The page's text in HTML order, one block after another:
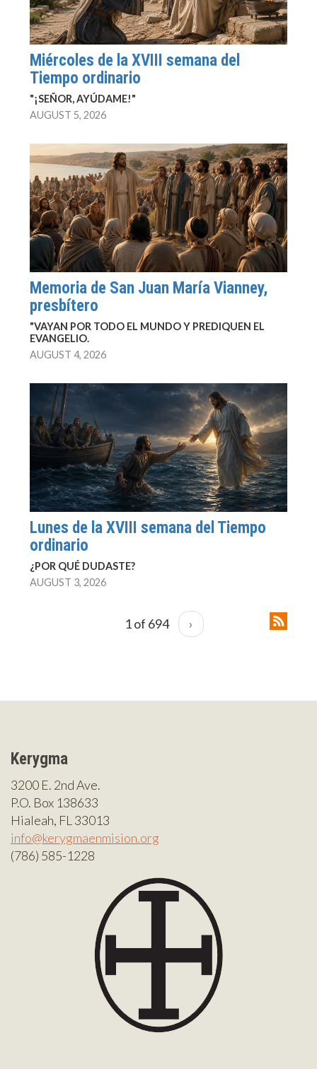
Miércoles de la XVIII semana del
Tiempo ordinario
"¡SEÑOR, AYÚDAME!"
AUGUST 5, 2026
Memoria de San Juan María Vianney,
presbítero
"VAYAN POR TODO EL MUNDO Y PREDIQUEN EL
EVANGELIO.
AUGUST 4, 2026
Lunes de la XVIII semana del Tiempo
ordinario
¿POR QUÉ DUDASTE?
AUGUST 3, 2026
1 of 694 ›
Kerygma
3200 E. 2nd Ave.
P.O. Box 138633
Hialeah, FL 33013
info@kerygmaenmision.org
(786) 585-1228